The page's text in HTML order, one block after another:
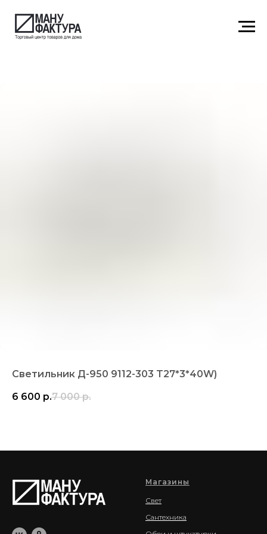
Светильник Д-950 9112-303 T27*3*40W)
6 600 р.7 000 р.
Магазины
Свет
Сантехника